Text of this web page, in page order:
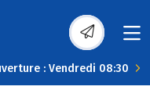
: Vendredi 08:30